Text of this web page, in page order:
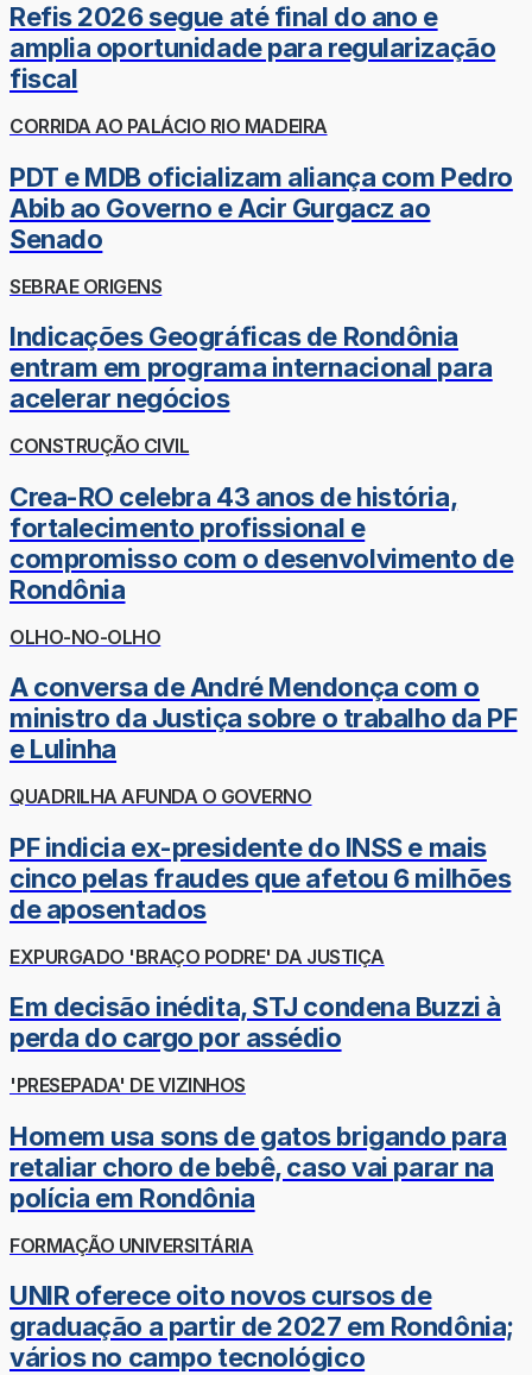
Refis 2026 segue até final do ano e
amplia oportunidade para regularização
fiscal
CORRIDA AO PALÁCIO RIO MADEIRA
PDT e MDB oficializam aliança com Pedro
Abib ao Governo e Acir Gurgacz ao
Senado
SEBRAE ORIGENS
Indicações Geográficas de Rondônia
entram em programa internacional para
acelerar negócios
CONSTRUÇÃO CIVIL
Crea-RO celebra 43 anos de história,
fortalecimento profissional e
compromisso com o desenvolvimento de
Rondônia
OLHO-NO-OLHO
A conversa de André Mendonça com o
ministro da Justiça sobre o trabalho da PF
e Lulinha
QUADRILHA AFUNDA O GOVERNO
PF indicia ex-presidente do INSS e mais
cinco pelas fraudes que afetou 6 milhões
de aposentados
EXPURGADO 'BRAÇO PODRE' DA JUSTIÇA
Em decisão inédita, STJ condena Buzzi à
perda do cargo por assédio
'PRESEPADA' DE VIZINHOS
Homem usa sons de gatos brigando para
retaliar choro de bebê, caso vai parar na
polícia em Rondônia
FORMAÇÃO UNIVERSITÁRIA
UNIR oferece oito novos cursos de
graduação a partir de 2027 em Rondônia;
vários no campo tecnológico